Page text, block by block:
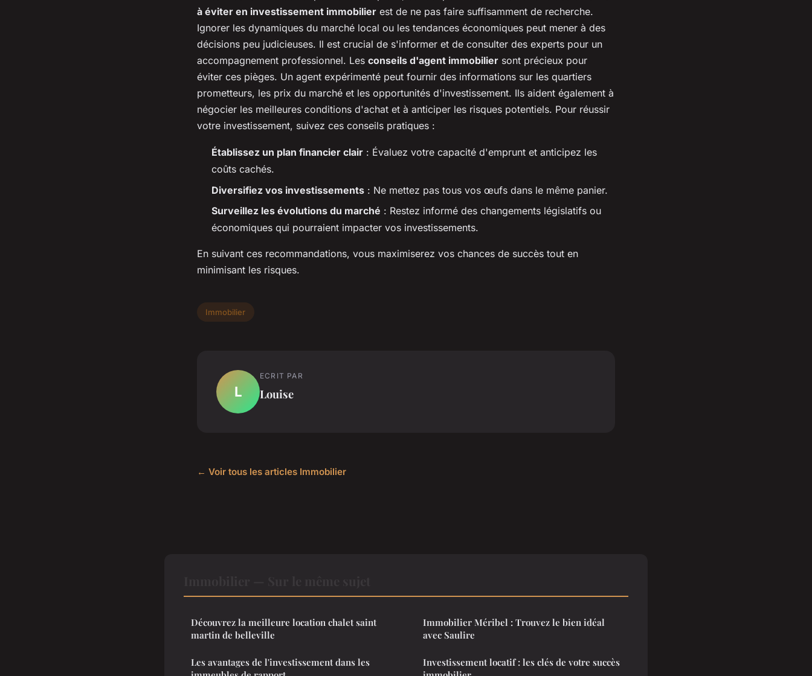
à éviter en investissement immobilier est de ne pas faire suffisamment de recherche.
Ignorer les dynamiques du marché local ou les tendances économiques peut mener à des
décisions peu judicieuses. Il est crucial de s'informer et de consulter des experts pour un
accompagnement professionnel. Les conseils d'agent immobilier sont précieux pour
éviter ces pièges. Un agent expérimenté peut fournir des informations sur les quartiers
prometteurs, les prix du marché et les opportunités d'investissement. Ils aident également à
négocier les meilleures conditions d'achat et à anticiper les risques potentiels. Pour réussir
votre investissement, suivez ces conseils pratiques :
Établissez un plan financier clair : Évaluez votre capacité d'emprunt et anticipez les
coûts cachés.
Diversifiez vos investissements : Ne mettez pas tous vos œufs dans le même panier.
Surveillez les évolutions du marché : Restez informé des changements législatifs ou
économiques qui pourraient impacter vos investissements.
En suivant ces recommandations, vous maximiserez vos chances de succès tout en
minimisant les risques.
Immobilier
L
ECRIT PAR
Louise
← Voir tous les articles Immobilier
Découvrez la meilleure location chalet saint
martin de belleville
Les avantages de l'investissement dans les
Immobilier Méribel : Trouvez le bien idéal
avec Saulire
Investissement locatif : les clés de votre succès